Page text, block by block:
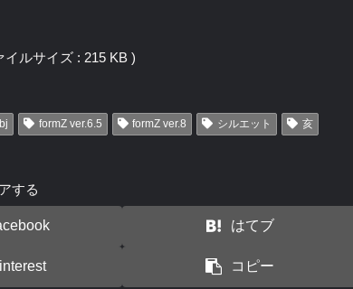
ルサイズ : 215 KB )
formZ ver.6.5 formZ ver.8 シルエット
亥
する
はてブ
コピー